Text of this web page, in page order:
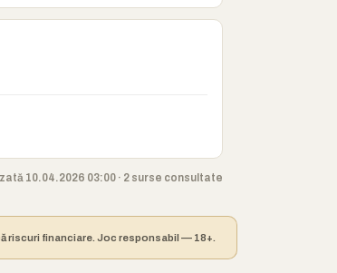
10.04.2026 03:00 · 2 surse consultate
riscuri financiare. Joc responsabil — 18+.